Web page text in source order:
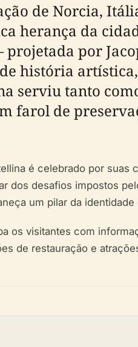
de Norcia,
herança da
por
história
serviu tanto
farol de
é celebrado por
dos desafios impostos
um pilar da
os visitantes com
de restauração e